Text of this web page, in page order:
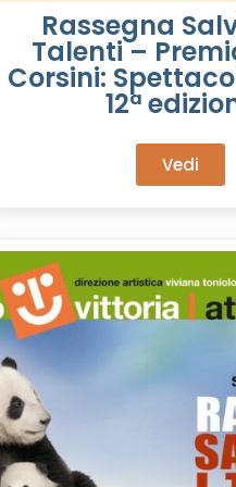
Rassegna
Talenti –
Corsini:
12ª
Vedi